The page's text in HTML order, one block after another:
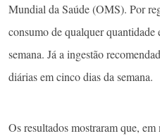
Mundial da Saúde (OMS). Por
consumo de qualquer
semana. Já a ingestão
diárias em cinco dias da semana.
Os resultados mostraram que,